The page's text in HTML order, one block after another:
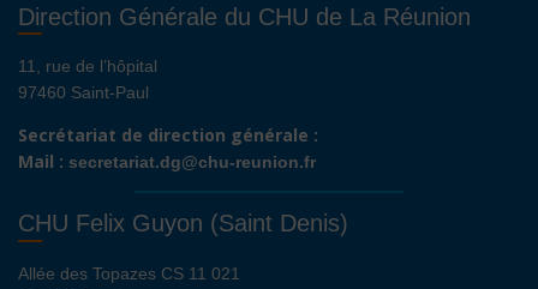
Direction Générale du CHU de La Réunion
11, rue de l’hôpital
97460 Saint-Paul
Secrétariat de direction générale :
Mail : secretariat.dg@chu-reunion.fr
CHU Felix Guyon (Saint Denis)
Allée des Topazes CS 11 021